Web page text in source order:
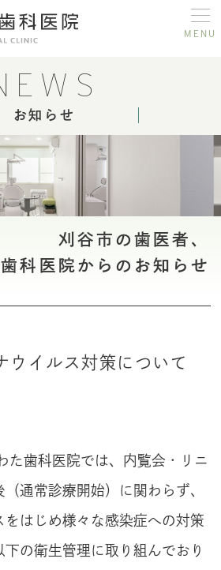
MENU
お知らせ
刈谷市の歯医者、
科医院からのお知らせ
ウイルス対策について
た歯科医院では、内覧会・リニ
通常診療開始）に関わらず、
をはじめ様々な感染症への対策
下の衛生管理に取り組んでおり